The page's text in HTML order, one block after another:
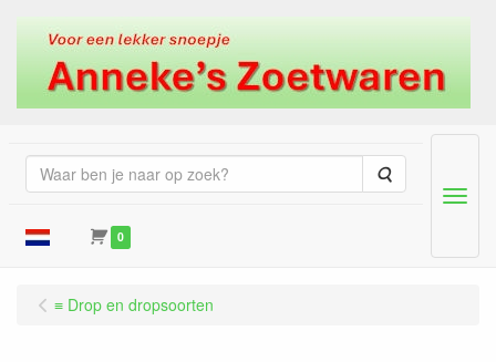
Zoeken
0
Menu
≡ Drop en dropsoorten